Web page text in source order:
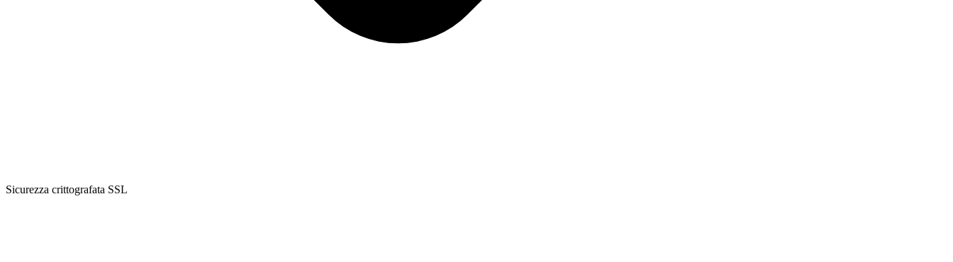
Sicurezza crittografata SSL